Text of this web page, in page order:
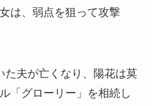
は、弱点を狙って攻撃
た夫が亡くなり、陽花は莫
「グローリー」を相続し